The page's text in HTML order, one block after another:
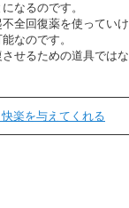
なるのです。
全回復薬を使ってい
なのです。
せるための道具では
楽を与えてくれる